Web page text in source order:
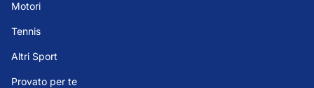
Motori
Tennis
Altri Sport
Provato per te